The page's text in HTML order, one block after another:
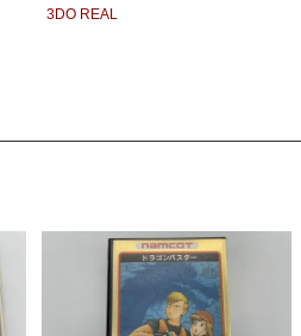
3DO REAL